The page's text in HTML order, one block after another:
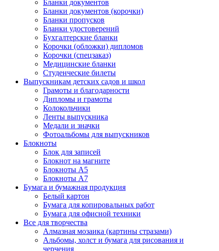
Бланки документов
Бланки документов (корочки)
Бланки пропусков
Бланки удостоверений
Бухгалтерские бланки
Корочки (обложки) дипломов
Корочки (спецзаказ)
Медицинские бланки
Студенческие билеты
Выпускникам детских садов и школ
Грамоты и благодарности
Дипломы и грамоты
Колокольчики
Ленты выпускника
Медали и значки
Фотоальбомы для выпускников
Блокноты
Блок для записей
Блокнот на магните
Блокноты А5
Блокноты А7
Бумага и бумажная продукция
Белый картон
Бумага для копировальных работ
Бумага для офисной техники
Все для творчества
Алмазная мозаика (картины стразами)
Альбомы, холст и бумага для рисования и
черчения